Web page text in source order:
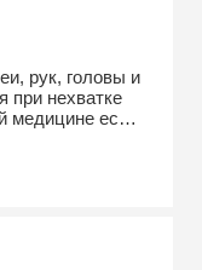
рук, головы и
при нехватке
медицине есть
многих